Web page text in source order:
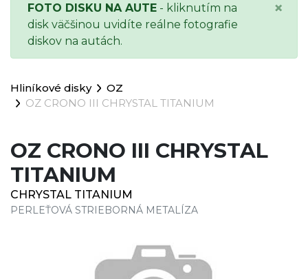
FOTO DISKU NA AUTE - kliknutím na
disk väčšinou uvidíte reálne fotografie
diskov na autách.
×
Hliníkové disky
OZ
OZ CRONO III CHRYSTAL TITANIUM
OZ CRONO III CHRYSTAL
TITANIUM
CHRYSTAL TITANIUM
PERLEŤOVÁ STRIEBORNÁ METALÍZA